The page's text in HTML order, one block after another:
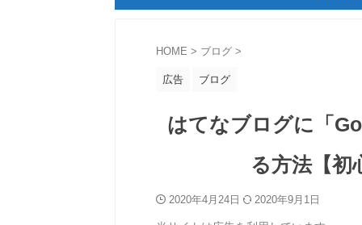
HOME > ブログ >
広告 ブログ
はてなブログに「
る方法【初
2020年4月24日 2020年9月1日